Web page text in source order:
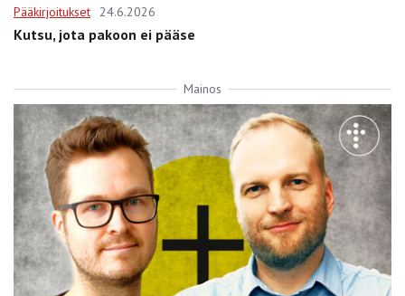
Pääkirjoitukset 24.6.2026
Kutsu, jota pakoon ei pääse
Mainos